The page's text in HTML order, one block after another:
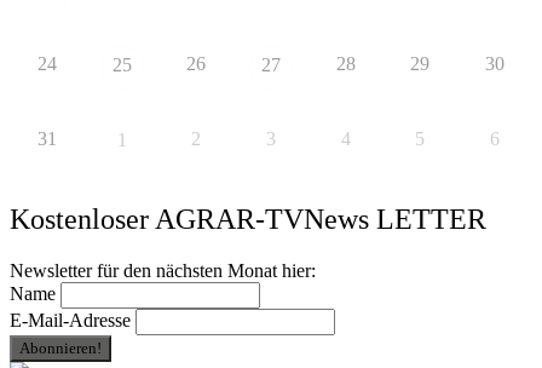
24 25 26 27 28 29 30
31 1 2 3 4 5 6
Kostenloser AGRAR-TVNews LETTER
Newsletter für den nächsten Monat hier:
Name
E-Mail-Adresse